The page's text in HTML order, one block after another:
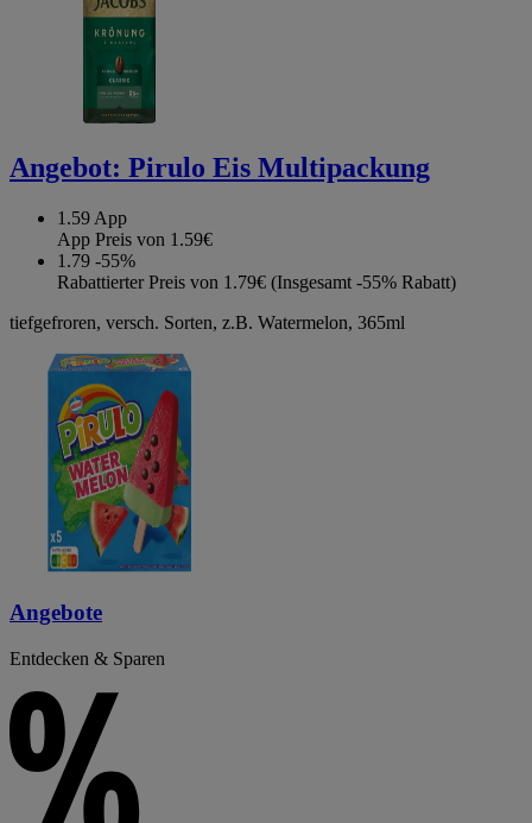
Angebot: Pirulo Eis Multipackung
1.59 App
App Preis von 1.59€
1.79 -55%
Rabattierter Preis von 1.79€ (Insgesamt -55% Rabatt)
tiefgefroren, versch. Sorten, z.B. Watermelon, 365ml
Angebote
Entdecken & Sparen